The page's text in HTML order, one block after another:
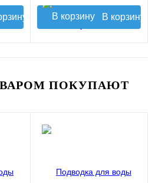
В корзину
ПОКУПАЮТ